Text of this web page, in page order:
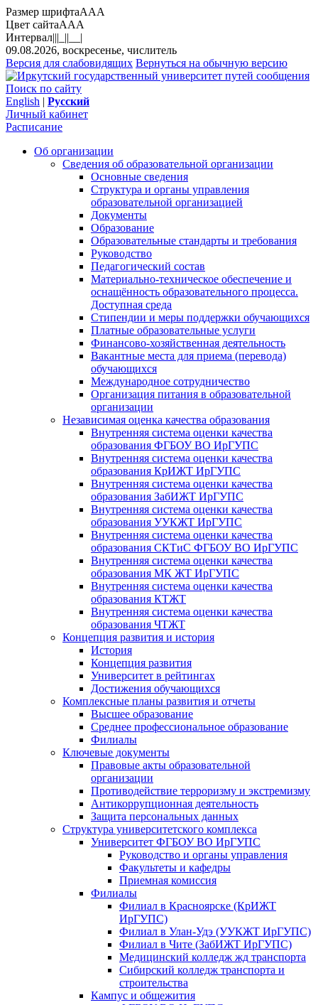
Размер шрифтаAAA
Цвет сайтаAAA
Интервал|||_||__|
09.08.2026, воскресенье, числитель
Версия для слабовидящих Вернуться на обычную версию
Поиск по сайту
English | Русский
Личный кабинет
Расписание
Об организации
Сведения об образовательной организации
Основные сведения
Структура и органы управления
образовательной организацией
Документы
Образование
Образовательные стандарты и требования
Руководство
Педагогический состав
Материально-техническое обеспечение и
оснащённость образовательного процесса.
Доступная среда
Стипендии и меры поддержки обучающихся
Платные образовательные услуги
Финансово-хозяйственная деятельность
Вакантные места для приема (перевода)
обучающихся
Международное сотрудничество
Организация питания в образовательной
организации
Независимая оценка качества образования
Внутренняя система оценки качества
образования ФГБОУ ВО ИрГУПС
Внутренняя система оценки качества
образования КрИЖТ ИрГУПС
Внутренняя система оценки качества
образования ЗабИЖТ ИрГУПС
Внутренняя система оценки качества
образования УУКЖТ ИрГУПС
Внутренняя система оценки качества
образования СКТиС ФГБОУ ВО ИрГУПС
Внутренняя система оценки качества
образования МК ЖТ ИрГУПС
Внутренняя система оценки качества
образования КТЖТ
Внутренняя система оценки качества
образования ЧТЖТ
Концепция развития и история
История
Концепция развития
Университет в рейтингах
Достижения обучающихся
Комплексные планы развития и отчеты
Высшее образование
Среднее профессиональное образование
Филиалы
Ключевые документы
Правовые акты образовательной
организации
Противодействие терроризму и экстремизму
Антикоррупционная деятельность
Защита персональных данных
Структура университетского комплекса
Университет ФГБОУ ВО ИрГУПС
Руководство и органы управления
Факультеты и кафедры
Приемная комиссия
Филиалы
Филиал в Красноярске (КрИЖТ
ИрГУПС)
Филиал в Улан-Удэ (УУКЖТ ИрГУПС)
Филиал в Чите (ЗабИЖТ ИрГУПС)
Медицинский колледж жд транспорта
Сибирский колледж транспорта и
строительства
Кампус и общежития